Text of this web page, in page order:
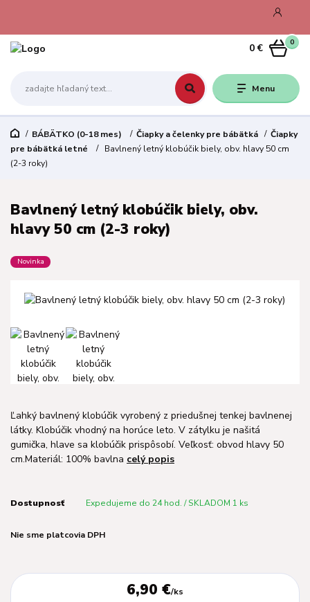
Menu
0
0 €
BÁBÄTKO (0-18 mes) Čiapky a čelenky pre bábätká
Čiapky
pre bábätká letné
Bavlnený letný klobúčik biely, obv. hlavy 50 cm
(2-3 roky)
Bavlnený letný klobúčik biely, obv.
hlavy 50 cm (2-3 roky)
Novinka
Ľahký bavlnený klobúčik vyrobený z priedušnej tenkej bavlnenej
látky. Klobúčik vhodný na horúce leto. V zátylku je našitá
gumička, hlave sa klobúčik prispôsobí. Veľkosť: obvod hlavy 50
cm.Materiál: 100% bavlna celý popis
Dostupnosť Expedujeme do 24 hod. / SKLADOM 1 ks
Nie sme platcovia DPH
6,90 €/ks